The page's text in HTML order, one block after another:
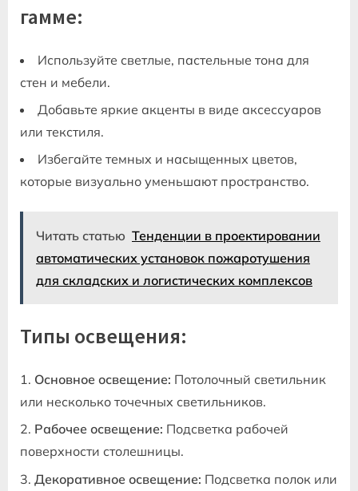
гамме:
Используйте светлые‚ пастельные тона для
стен и мебели.
Добавьте яркие акценты в виде аксессуаров
или текстиля.
Избегайте темных и насыщенных цветов‚
которые визуально уменьшают пространство.
Читать статью Тенденции в проектировании
автоматических установок пожаротушения
для складских и логистических комплексов
Типы освещения:
Основное освещение: Потолочный светильник
или несколько точечных светильников.
Рабочее освещение: Подсветка рабочей
поверхности столешницы.
Декоративное освещение: Подсветка полок или